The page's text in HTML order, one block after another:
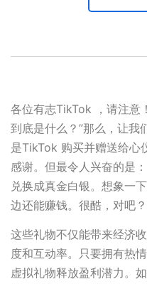
各位有志TikTok ，请注意
到底是什么？”那么，让我
是TikTok 购买并赠送给心
感谢。但最令人兴奋的是
兑换成真金白银。想象一
边还能赚钱。很酷，对吧？
这些礼物不仅能带来经济
度和互动率。只要拥有热
虚拟礼物释放盈利潜力。